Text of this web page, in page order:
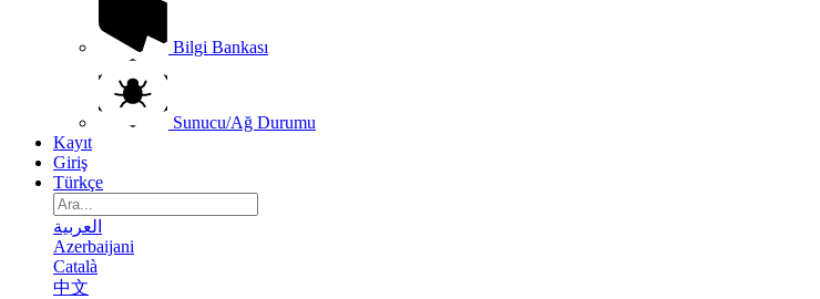
Bilgi Bankası
Sunucu/Ağ Durumu
Kayıt
Giriş
Türkçe
العربية
Azerbaijani
Català
中文